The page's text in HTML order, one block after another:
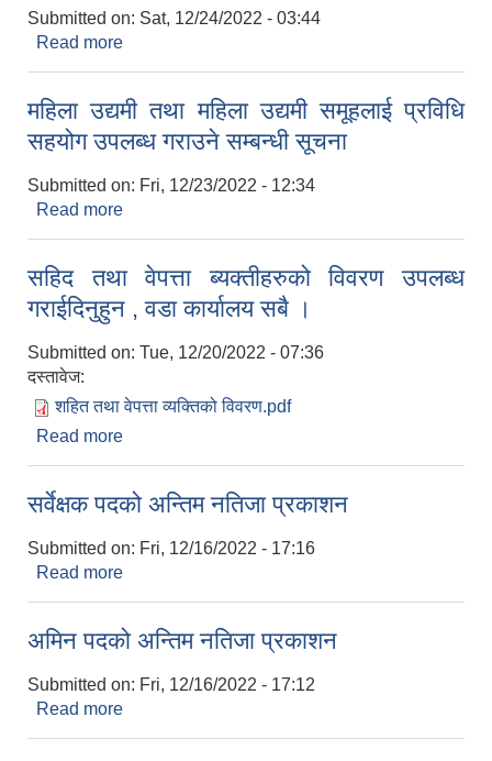
Submitted on: Sat, 12/24/2022 - 03:44
Read more
महिला उद्यमी तथा महिला उद्यमी समूहलाई प्रविधि
सहयोग उपलब्ध गराउने सम्बन्धी सूचना
Submitted on: Fri, 12/23/2022 - 12:34
Read more
सहिद तथा वेपत्ता ब्यक्तीहरुको विवरण उपलब्ध
गराईदिनुहुन , वडा कार्यालय सबै ।
Submitted on: Tue, 12/20/2022 - 07:36
दस्तावेज:
शहित तथा वेपत्ता व्यक्तिको विवरण.pdf
Read more
सर्वेक्षक पदको अन्तिम नतिजा प्रकाशन
Submitted on: Fri, 12/16/2022 - 17:16
Read more
अमिन पदको अन्तिम नतिजा प्रकाशन
Submitted on: Fri, 12/16/2022 - 17:12
Read more